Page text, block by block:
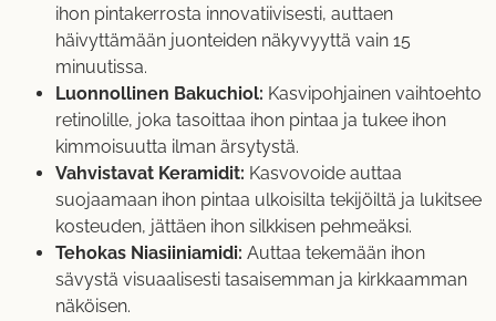
ihon pintakerrosta innovatiivisesti, auttaen
häivyttämään juonteiden näkyvyyttä vain 15
minuutissa.
Luonnollinen Bakuchiol: Kasvipohjainen vaihtoehto
retinolille, joka tasoittaa ihon pintaa ja tukee ihon
kimmoisuutta ilman ärsytystä.
Vahvistavat Keramidit: Kasvovoide auttaa
suojaamaan ihon pintaa ulkoisilta tekijöiltä ja lukitsee
kosteuden, jättäen ihon silkkisen pehmeäksi.
Tehokas Niasiiniamidi: Auttaa tekemään ihon
sävystä visuaalisesti tasaisemman ja kirkkaamman
näköisen.